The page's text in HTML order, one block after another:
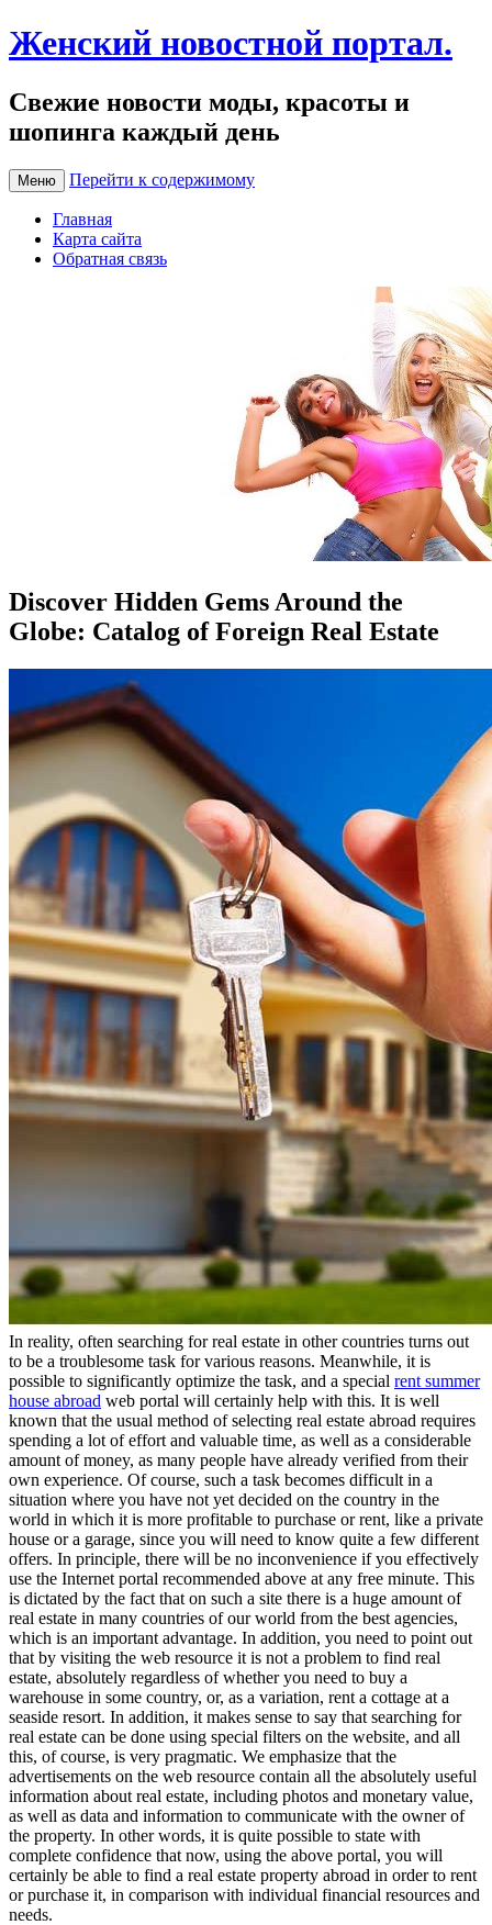
Женский новостной портал.
Свежие новости моды, красоты и
шопинга каждый день
Меню Перейти к содержимому
Главная
Карта сайта
Обратная связь
Discover Hidden Gems Around the
Globe: Catalog of Foreign Real Estate
In reality, often searching for real estate in other countries turns out
to be a troublesome task for various reasons. Meanwhile, it is
possible to significantly optimize the task, and a special rent summer
house abroad web portal will certainly help with this. It is well
known that the usual method of selecting real estate abroad requires
spending a lot of effort and valuable time, as well as a considerable
amount of money, as many people have already verified from their
own experience. Of course, such a task becomes difficult in a
situation where you have not yet decided on the country in the
world in which it is more profitable to purchase or rent, like a private
house or a garage, since you will need to know quite a few different
offers. In principle, there will be no inconvenience if you effectively
use the Internet portal recommended above at any free minute. This
is dictated by the fact that on such a site there is a huge amount of
real estate in many countries of our world from the best agencies,
which is an important advantage. In addition, you need to point out
that by visiting the web resource it is not a problem to find real
estate, absolutely regardless of whether you need to buy a
warehouse in some country, or, as a variation, rent a cottage at a
seaside resort. In addition, it makes sense to say that searching for
real estate can be done using special filters on the website, and all
this, of course, is very pragmatic. We emphasize that the
advertisements on the web resource contain all the absolutely useful
information about real estate, including photos and monetary value,
as well as data and information to communicate with the owner of
the property. In other words, it is quite possible to state with
complete confidence that now, using the above portal, you will
certainly be able to find a real estate property abroad in order to rent
or purchase it, in comparison with individual financial resources and
needs.